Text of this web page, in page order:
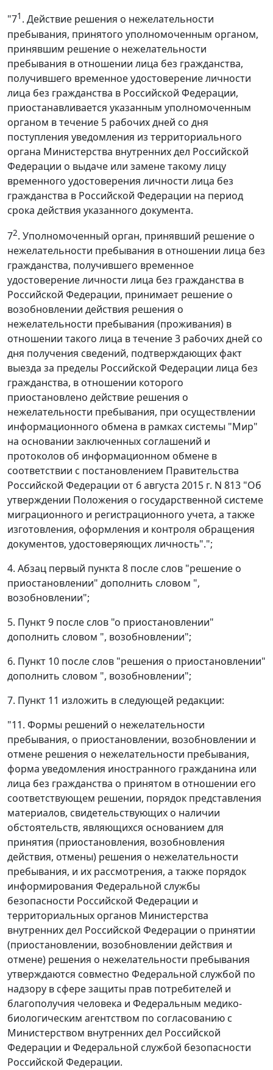
"71 . Действие решения о нежелательности
пребывания, принятого уполномоченным органом,
принявшим решение о нежелательности
пребывания в отношении лица без гражданства,
получившего временное удостоверение личности
лица без гражданства в Российской Федерации,
приостанавливается указанным уполномоченным
органом в течение 5 рабочих дней со дня
поступления уведомления из территориального
органа Министерства внутренних дел Российской
Федерации о выдаче или замене такому лицу
временного удостоверения личности лица без
гражданства в Российской Федерации на период
срока действия указанного документа.
72. Уполномоченный орган, принявший решение о
нежелательности пребывания в отношении лица без
гражданства, получившего временное
удостоверение личности лица без гражданства в
Российской Федерации, принимает решение о
возобновлении действия решения о
нежелательности пребывания (проживания) в
отношении такого лица в течение 3 рабочих дней со
дня получения сведений, подтверждающих факт
выезда за пределы Российской Федерации лица без
гражданства, в отношении которого
приостановлено действие решения о
нежелательности пребывания, при осуществлении
информационного обмена в рамках системы "Мир"
на основании заключенных соглашений и
протоколов об информационном обмене в
соответствии с постановлением Правительства
Российской Федерации от 6 августа 2015 г. N 813 "Об
утверждении Положения о государственной системе
миграционного и регистрационного учета, а также
изготовления, оформления и контроля обращения
документов, удостоверяющих личность".";
4. Абзац первый пункта 8 после слов "решение о
приостановлении" дополнить словом ",
возобновлении";
5. Пункт 9 после слов "о приостановлении"
дополнить словом ", возобновлении";
6. Пункт 10 после слов "решения о приостановлении"
дополнить словом ", возобновлении";
7. Пункт 11 изложить в следующей редакции:
"11. Формы решений о нежелательности
пребывания, о приостановлении, возобновлении и
отмене решения о нежелательности пребывания,
форма уведомления иностранного гражданина или
лица без гражданства о принятом в отношении его
соответствующем решении, порядок представления
материалов, свидетельствующих о наличии
обстоятельств, являющихся основанием для
принятия (приостановления, возобновления
действия, отмены) решения о нежелательности
пребывания, и их рассмотрения, а также порядок
информирования Федеральной службы
безопасности Российской Федерации и
территориальных органов Министерства
внутренних дел Российской Федерации о принятии
(приостановлении, возобновлении действия и
отмене) решения о нежелательности пребывания
утверждаются совместно Федеральной службой по
надзору в сфере защиты прав потребителей и
благополучия человека и Федеральным медико-
биологическим агентством по согласованию с
Министерством внутренних дел Российской
Федерации и Федеральной службой безопасности
Российской Федерации.